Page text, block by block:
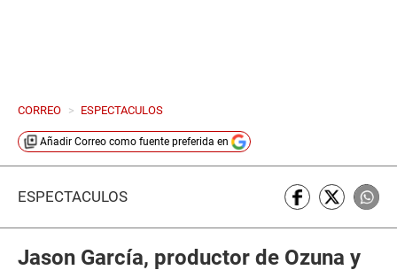
CORREO > ESPECTACULOS
Añadir Correo como fuente preferida en
ESPECTÁCULOS
Jason García, productor de Ozuna y